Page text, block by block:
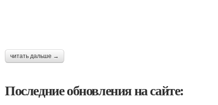
читать дальше →
Последние обновления на сайте: